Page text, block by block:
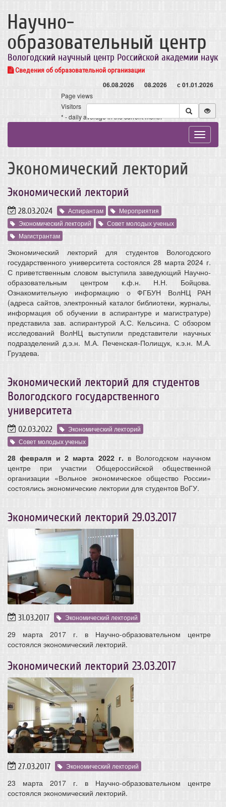
Научно-
образовательный центр
Вологодский научный центр Российской академии наук
Сведения об образовательной организации
06.08.2026 08.2026 с 01.01.2026
Page views
Visitors
* - daily average in the current month
Toggle
Экономический лекторий
Экономический лекторий
28.03.2024 Аспирантам
Мероприятия
Экономический лекторий
Совет молодых ученых
Магистрантам
Экономический лекторий для студентов Вологодского
государственного университета состоялся 28 марта 2024 г.
С приветственным словом выступила заведующий Научно-
образовательным центром к.ф.н. Н.Н. Бойцова.
Ознакомительную информацию о ФГБУН ВолНЦ РАН
(адреса сайтов, электронный каталог библиотеки, журналы,
информация об обучении в аспирантуре и магистратуре)
представила зав. аспирантурой А.С. Кельсина. С обзором
исследований ВолНЦ выступили представители научных
подразделений д.э.н. М.А. Печенская-Полищук, к.э.н. М.А.
Груздева.
Экономический лекторий для студентов
Вологодского государственного
университета
02.03.2022
Экономический лекторий
Совет молодых ученых
28 февраля и 2 марта 2022 г. в Вологодском научном
центре при участии Общероссийской общественной
организации «Вольное экономическое общество России»
состоялись экономические лектории для студентов ВоГУ.
Экономический лекторий 29.03.2017
31.03.2017 Экономический лекторий
29 марта 2017 г. в Научно-образовательном центре
состоялся экономический лекторий.
Экономический лекторий 23.03.2017
27.03.2017 Экономический лекторий
23 марта 2017 г. в Научно-образовательном центре
состоялся экономический лекторий.